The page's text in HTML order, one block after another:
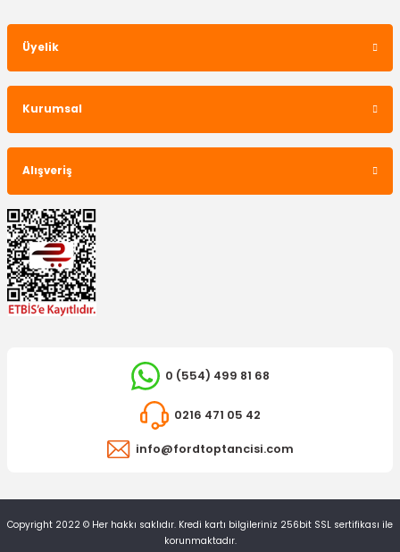
Üyelik
Kurumsal
Alışveriş
0 (554) 499 81 68
0216 471 05 42
info@fordtoptancisi.com
Copyright 2022 © Her hakkı saklıdır. Kredi kartı bilgileriniz 256bit SSL sertifikası ile
korunmaktadır.